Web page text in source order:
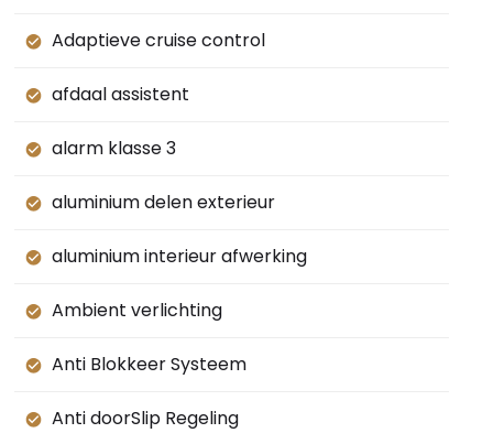
Adaptieve cruise control
afdaal assistent
alarm klasse 3
aluminium delen exterieur
aluminium interieur afwerking
Ambient verlichting
Anti Blokkeer Systeem
Anti doorSlip Regeling